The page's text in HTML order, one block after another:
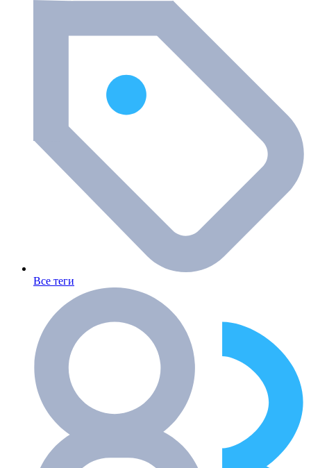
Все теги